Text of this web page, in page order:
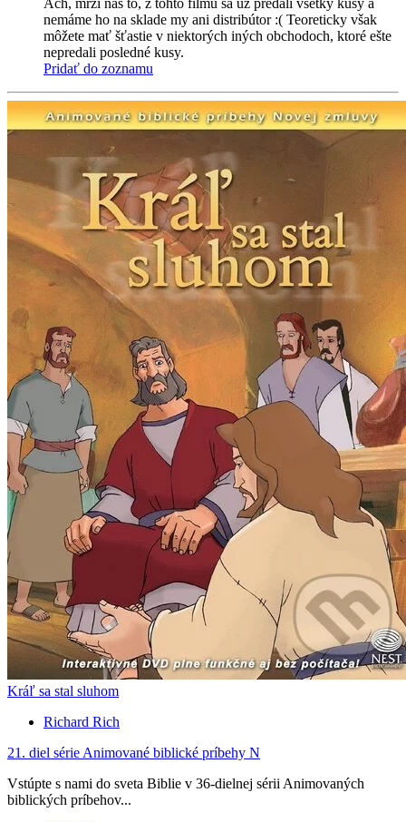
Ach, mrzí nás to, z tohto filmu sa už predali všetky kusy a
nemáme ho na sklade my ani distribútor :( Teoreticky však
môžete mať šťastie v niektorých iných obchodoch, ktoré ešte
nepredali posledné kusy.
Pridať do zoznamu
Kráľ sa stal sluhom
Richard Rich
21. diel série Animované biblické príbehy N
Vstúpte s nami do sveta Biblie v 36-dielnej sérii Animovaných
biblických príbehov...